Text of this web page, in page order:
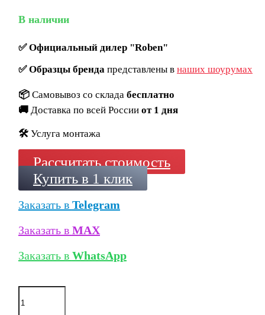
В наличии
✅Официальный дилер "Roben"
✅Образцы брендапредставлены в наших шоурумах
📦 Самовывоз со склада бесплатно
🚚 Доставка по всей России от 1 дня
🛠️ Услуга монтажа
Рассчитать стоимость
Купить в 1 клик
Заказать в Telegram
Заказать в MAX
Заказать в WhatsApp
Количество
товара